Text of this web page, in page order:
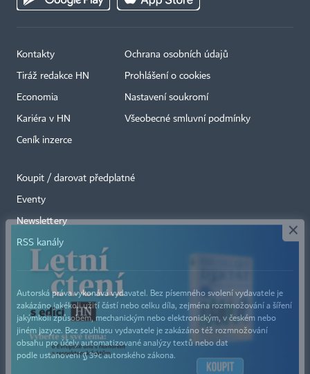
Kontakty
Tiráž redakce HN
Economia
Kariéra v HN
Ceník inzerce
Ochrana osobních údajů
Prohlášení o cookies
Nastavení soukromí
Všeobecné smluvní podmínky
Koupit / darovat předplatné
Eventy
Newslettery
RSS kanály
Autorská práva vykonává vydavatel. Bez písemného svolení vydavatele je
zakázáno jakékoli užití částí nebo celku díla, zejména rozmnožování a šíření
jakýmkoli způsobem, mechanickým nebo elektronickým, v českém nebo
jiném jazyce. Bez souhlasu vydavatele je zakázáno též rozmnožování
obsahu pro účely automatizované analýzy textů nebo dat
podle ustanovení § 39c autorského zákona.